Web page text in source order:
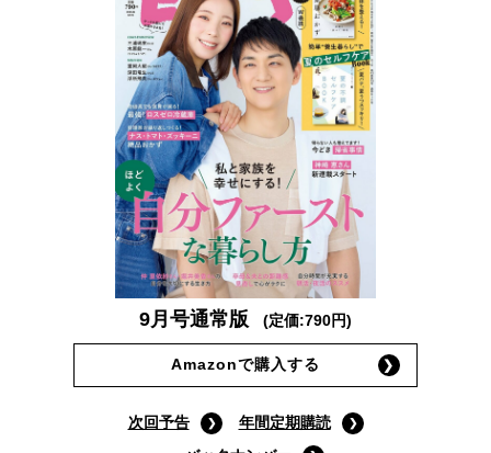
9月号通常版 (定価:790円)
Amazonで購入する
次回予告
年間定期購読